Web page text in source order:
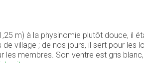
m) à la physinomie plutôt douce, il
village ; de nos jours, il sert pour les
les membres. Son ventre est gris